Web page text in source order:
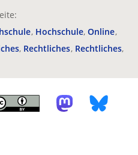
Hochschule Online
Rechtliches Rechtliches